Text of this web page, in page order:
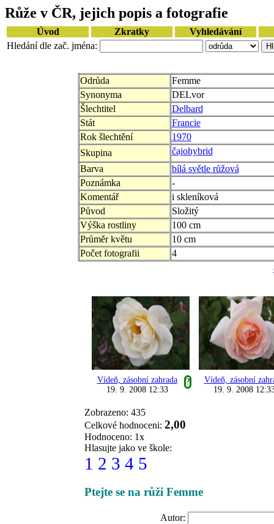
Růže v ČR, jejich popis a fotografie
Úvod Zkratky
Vyhledávání
Hledání dle zač. jména:
Odrůda
Femme
Synonyma
DELvor
Šlechtitel
Delbard
Stát
Francie
Rok šlechtění
1970
Skupina
čajohybrid
Barva
bílá světle růžová
Poznámka
-
Komentář
i skleníková
Původ
Složitý
Výška rostliny
100 cm
Průměr květu
10 cm
Počet fotografii
4
Vídeň, zásobní zahrada
?
19. 9. 2008 12:33
Vídeň, zásobní
19. 9. 2008
Zobrazeno: 435
Celkové hodnoceni: 2,00
Hodnoceno: 1x
Hlasujte jako ve škole:
1 2 3 4 5
Ptejte se na růži Femme
Autor: